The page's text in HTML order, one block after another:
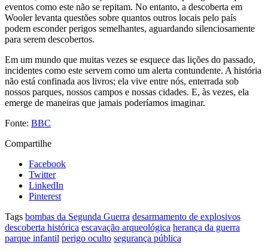
eventos como este não se repitam. No entanto, a descoberta em
Wooler levanta questões sobre quantos outros locais pelo país
podem esconder perigos semelhantes, aguardando silenciosamente
para serem descobertos.
Em um mundo que muitas vezes se esquece das lições do passado,
incidentes como este servem como um alerta contundente. A história
não está confinada aos livros; ela vive entre nós, enterrada sob
nossos parques, nossos campos e nossas cidades. E, às vezes, ela
emerge de maneiras que jamais poderíamos imaginar.
Fonte: BBC
Compartilhe
Facebook
Twitter
LinkedIn
Pinterest
Tags bombas da Segunda Guerra desarmamento de explosivos
descoberta histórica escavação arqueológica herança da guerra
parque infantil perigo oculto segurança pública